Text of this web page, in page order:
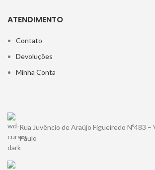
ATENDIMENTO
Contato
Devoluções
Minha Conta
Rua Juvêncio de Araújo Figueiredo Nº483 –
Paulo